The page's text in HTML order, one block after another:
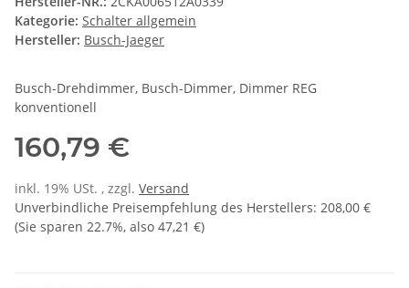
Kategorie: Schalter allgemein
Hersteller: Busch-Jaeger
Busch-Drehdimmer, Busch-Dimmer, Dimmer REG
konventionell
160,79 €
inkl. 19% USt. , zzgl. Versand
Unverbindliche Preisempfehlung des Herstellers: 208,00 €
(Sie sparen 22.7%, also 47,21 €)